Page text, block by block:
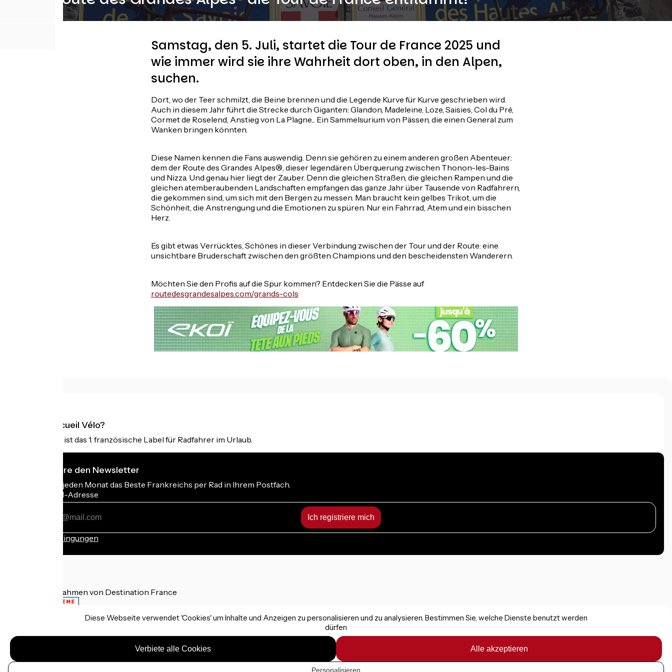
Samstag, den 5. Juli, startet die Tour de France 2025 und
wie immer wird sie ihre Wahrheit dort oben, in den Alpen,
suchen.
Dort, wo der Teer schmilzt, die Beine brennen und die Legende Kurve für Kurve geschrieben wird.
Auch in diesem Jahr führt die Strecke durch Giganten: Glandon, Madeleine, Loze, Saisies, Col du Pré,
Cormet de Roselend, Anstieg von La Plagne... Ein Sammelsurium von Pässen, die einen General zum
Wanken bringen könnten.
Diese Namen kennen die Fans auswendig. Denn sie gehören zu einem anderen großen Abenteuer:
dem der Route des Grandes Alpes®, dieser legendären Überquerung zwischen Thonon-les-Bains
und Nizza. Und genau hier liegt der Zauber. Denn die gleichen Straßen, die gleichen Rampen und die
gleichen atemberaubenden Landschaften empfangen das ganze Jahr über Tausende von Radfahrern,
die gekommen sind, um sich mit den Bergen zu messen. Man braucht kein gelbes Trikot, um die
Schönheit, die Anstrengung und die Emotionen zu spüren. Nur ein Fahrrad, Atem und ein bisschen
Herz.
Es gibt etwas Verrücktes, Schönes in dieser Verbindung zwischen der Tour und der Route: eine
unsichtbare Bruderschaft zwischen den größten Champions und den bescheidensten Wanderern.
Möchten Sie den Profis auf die Spur kommen? Entdecken Sie die Pässe auf
routedesgrandesalpes.com/grands-cols
Was ist Accueil Vélo?
Accueil Vélo ist das 1. französische Label für Radfahrer im Urlaub.
Ich abonniere den Newsletter
Erhalten Sie jeden Monat das Beste Frankreichs per Rad in Ihrem Postfach.
Meine E-Mail-Adresse
Anmeldebedingungen
Gefördert im Rahmen von Destination France
Rechtliche Hinweise
Kontakt
Réalisation :
Diese Webseite verwendet 'Cookies' um Inhalte und Anzeigen zu personalisieren und zu analysieren. Bestimmen Sie, welche Dienste benutzt werden
dürfen
Alle akzeptieren
Verbiete alle Cookies
Personalisieren